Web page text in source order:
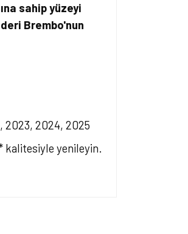
sahip yüzeyi
Brembo'nun
2023, 2024, 2025
kalitesiyle yenileyin.